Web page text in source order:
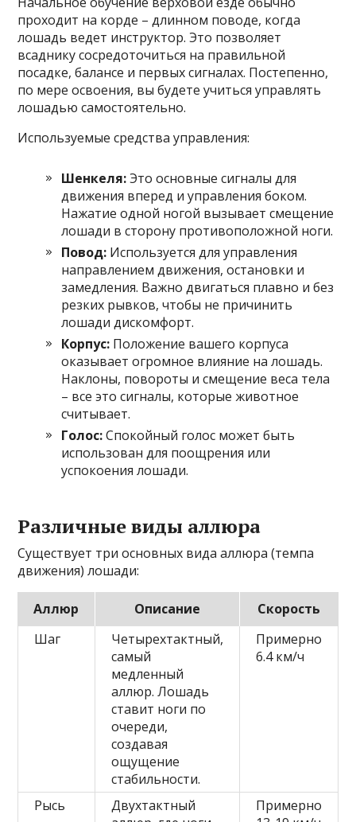
проходит на корде – длинном поводе, когда
лошадь ведет инструктор. Это позволяет
всаднику сосредоточиться на правильной
посадке, балансе и первых сигналах. Постепенно,
по мере освоения, вы будете учиться управлять
лошадью самостоятельно.
Используемые средства управления:
Шенкеля:Это основные сигналы для
движения вперед и управления боком.
Нажатие одной ногой вызывает смещение
лошади в сторону противоположной ноги.
Повод: Используется для управления
направлением движения, остановки и
замедления. Важно двигаться плавно и без
резких рывков, чтобы не причинить
лошади дискомфорт.
Корпус: Положение вашего корпуса
оказывает огромное влияние на лошадь.
Наклоны, повороты и смещение веса тела
– все это сигналы, которые животное
считывает.
Голос:Спокойный голос может быть
использован для поощрения или
успокоения лошади.
Различные виды аллюра
Существует три основных вида аллюра (темпа
движения) лошади:
Аллюр Описание
Скорость
Шаг
Четырехтактный,
самый
медленный
аллюр. Лошадь
ставит ноги по
очереди,
создавая
ощущение
стабильности.
Примерно
6.4 км/ч
Рысь
Двухтактный
Примерно